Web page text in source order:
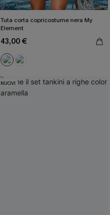
Tuta corta copricostume nera My
Element
43,00 €
NUOVI